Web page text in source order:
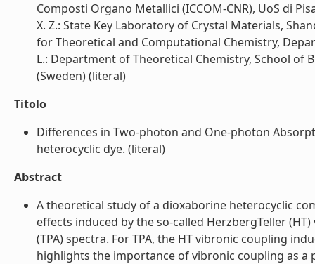
Composti Organo Metallici (ICCOM-CNR), UoS di
X. Z.: State Key Laboratory of Crystal Materials,
for Theoretical and Computational Chemistry,
L.: Department of Theoretical Chemistry, School of
(Sweden) (literal)
Titolo
Differences in Two-photon and One-photon
heterocyclic dye. (literal)
Abstract
A theoretical study of a dioxaborine heterocyclic
effects induced by the so-called HerzbergTeller
(TPA) spectra. For TPA, the HT vibronic coupling
highlights the importance of vibronic coupling as